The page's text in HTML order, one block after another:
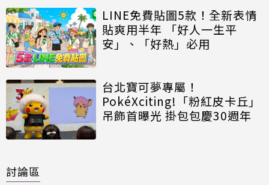
LINE免費貼圖5款！全新表情
貼爽用半年 「好人一生平
安」、「好熱」必用
台北寶可夢專屬！
PokéXciting!「粉紅皮卡丘」
吊飾首曝光 掛包包慶30週年
討論區